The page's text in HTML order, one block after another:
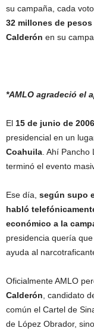
su campaña, cada
32 millones de
Calderón en su
*AMLO agradeció el
El 15 de junio de 2006
presidencial en un
Coahuila . Ahí
terminó el evento
Ese día, según supo
habló
económico a la
presidencia quería
ayuda al
Oficialmente AMLO
Calderón , candidato
común el Cartel de
de López Obrador,